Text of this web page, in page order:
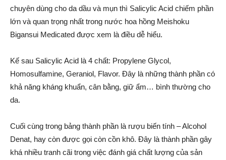
chuyên dùng cho da dầu và mụn thì Salicylic Acid chiếm phần
lớn và quan trọng nhất trong nước hoa hồng Meishoku
Bigansui Medicated được xem là điều dễ hiểu.
Kế sau Salicylic Acid là 4 chất: Propylene Glycol,
Homosulfamine, Geraniol, Flavor. Đây là những thành phần có
khả năng kháng khuẩn, cân bằng, giữ ẩm… bình thường cho
da.
Cuối cùng trong bảng thành phần là rượu biến tính – Alcohol
Denat, hay còn được gọi còn cồn khô. Đây là thành phần gây
khá nhiều tranh cãi trong việc đánh giá chất lượng của sản